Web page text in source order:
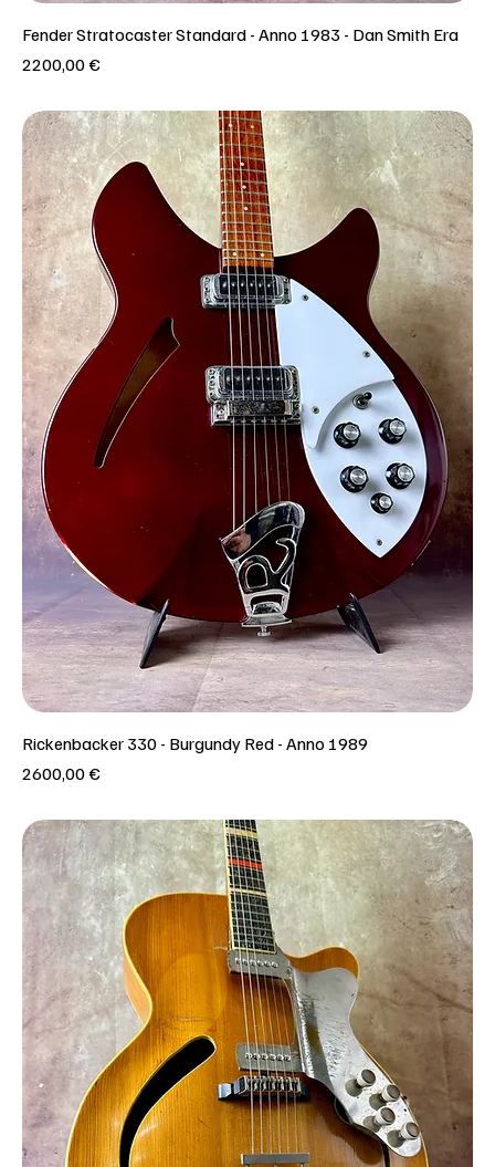
Fender Stratocaster Standard - Anno 1983 - Dan Smith Era
Prezzo
2200,00 €
Rickenbacker 330 - Burgundy Red - Anno 1989
Prezzo
2600,00 €